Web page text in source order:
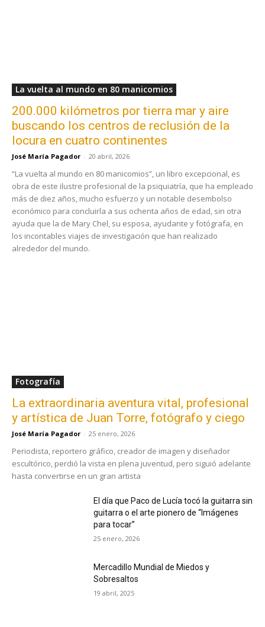
La vuelta al mundo en 80 manicomios
200.000 kilómetros por tierra mar y aire
buscando los centros de reclusión de la
locura en cuatro continentes
José María Pagador - 20 abril, 2026
“La vuelta al mundo en 80 manicomios”, un libro excepcional, es
obra de este ilustre profesional de la psiquiatría, que ha empleado
más de diez años, mucho esfuerzo y un notable desembolso
económico para concluirla a sus ochenta años de edad, sin otra
ayuda que la de Mary Chel, su esposa, ayudante y fotógrafa, en
los incontables viajes de investigación que han realizado
alrededor del mundo.
Fotografía
La extraordinaria aventura vital, profesional
y artística de Juan Torre, fotógrafo y ciego
José María Pagador - 25 enero, 2026
Periodista, reportero gráfico, creador de imagen y diseñador
escultórico, perdió la vista en plena juventud, pero siguió adelante
hasta convertirse en un gran artista
El día que Paco de Lucía tocó la guitarra sin
guitarra o el arte pionero de “Imágenes
para tocar”
25 enero, 2026
Mercadillo Mundial de Miedos y
Sobresaltos
19 abril, 2025